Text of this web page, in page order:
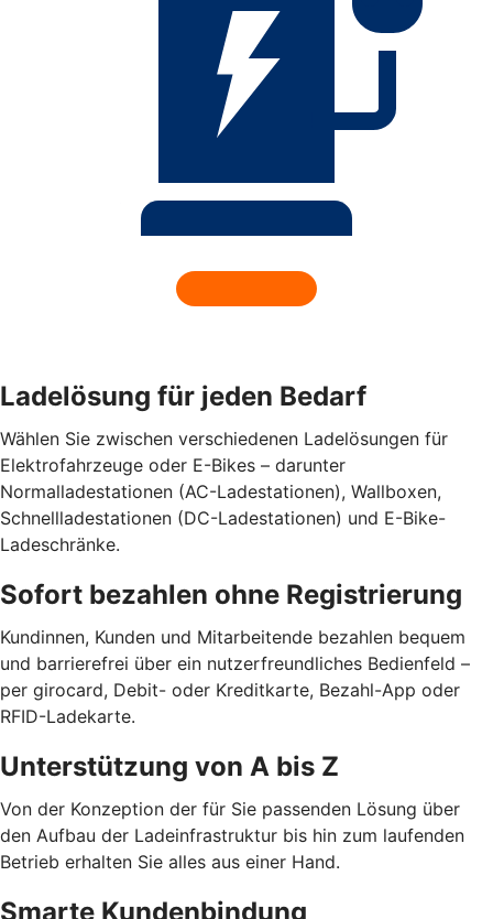
Ladelösung für jeden Bedarf
Wählen Sie zwischen verschiedenen Ladelösungen für
Elektrofahrzeuge oder E-Bikes – darunter
Normalladestationen (AC-Ladestationen), Wallboxen,
Schnellladestationen (DC-Ladestationen) und E-Bike-
Ladeschränke.
Sofort bezahlen ohne Registrierung
Kundinnen, Kunden und Mitarbeitende bezahlen bequem
und barrierefrei über ein nutzerfreundliches Bedienfeld –
per girocard, Debit- oder Kreditkarte, Bezahl-App oder
RFID-Ladekarte.
Unterstützung von A bis Z
Von der Konzeption der für Sie passenden Lösung über
den Aufbau der Ladeinfrastruktur bis hin zum laufenden
Betrieb erhalten Sie alles aus einer Hand.
Smarte Kundenbindung